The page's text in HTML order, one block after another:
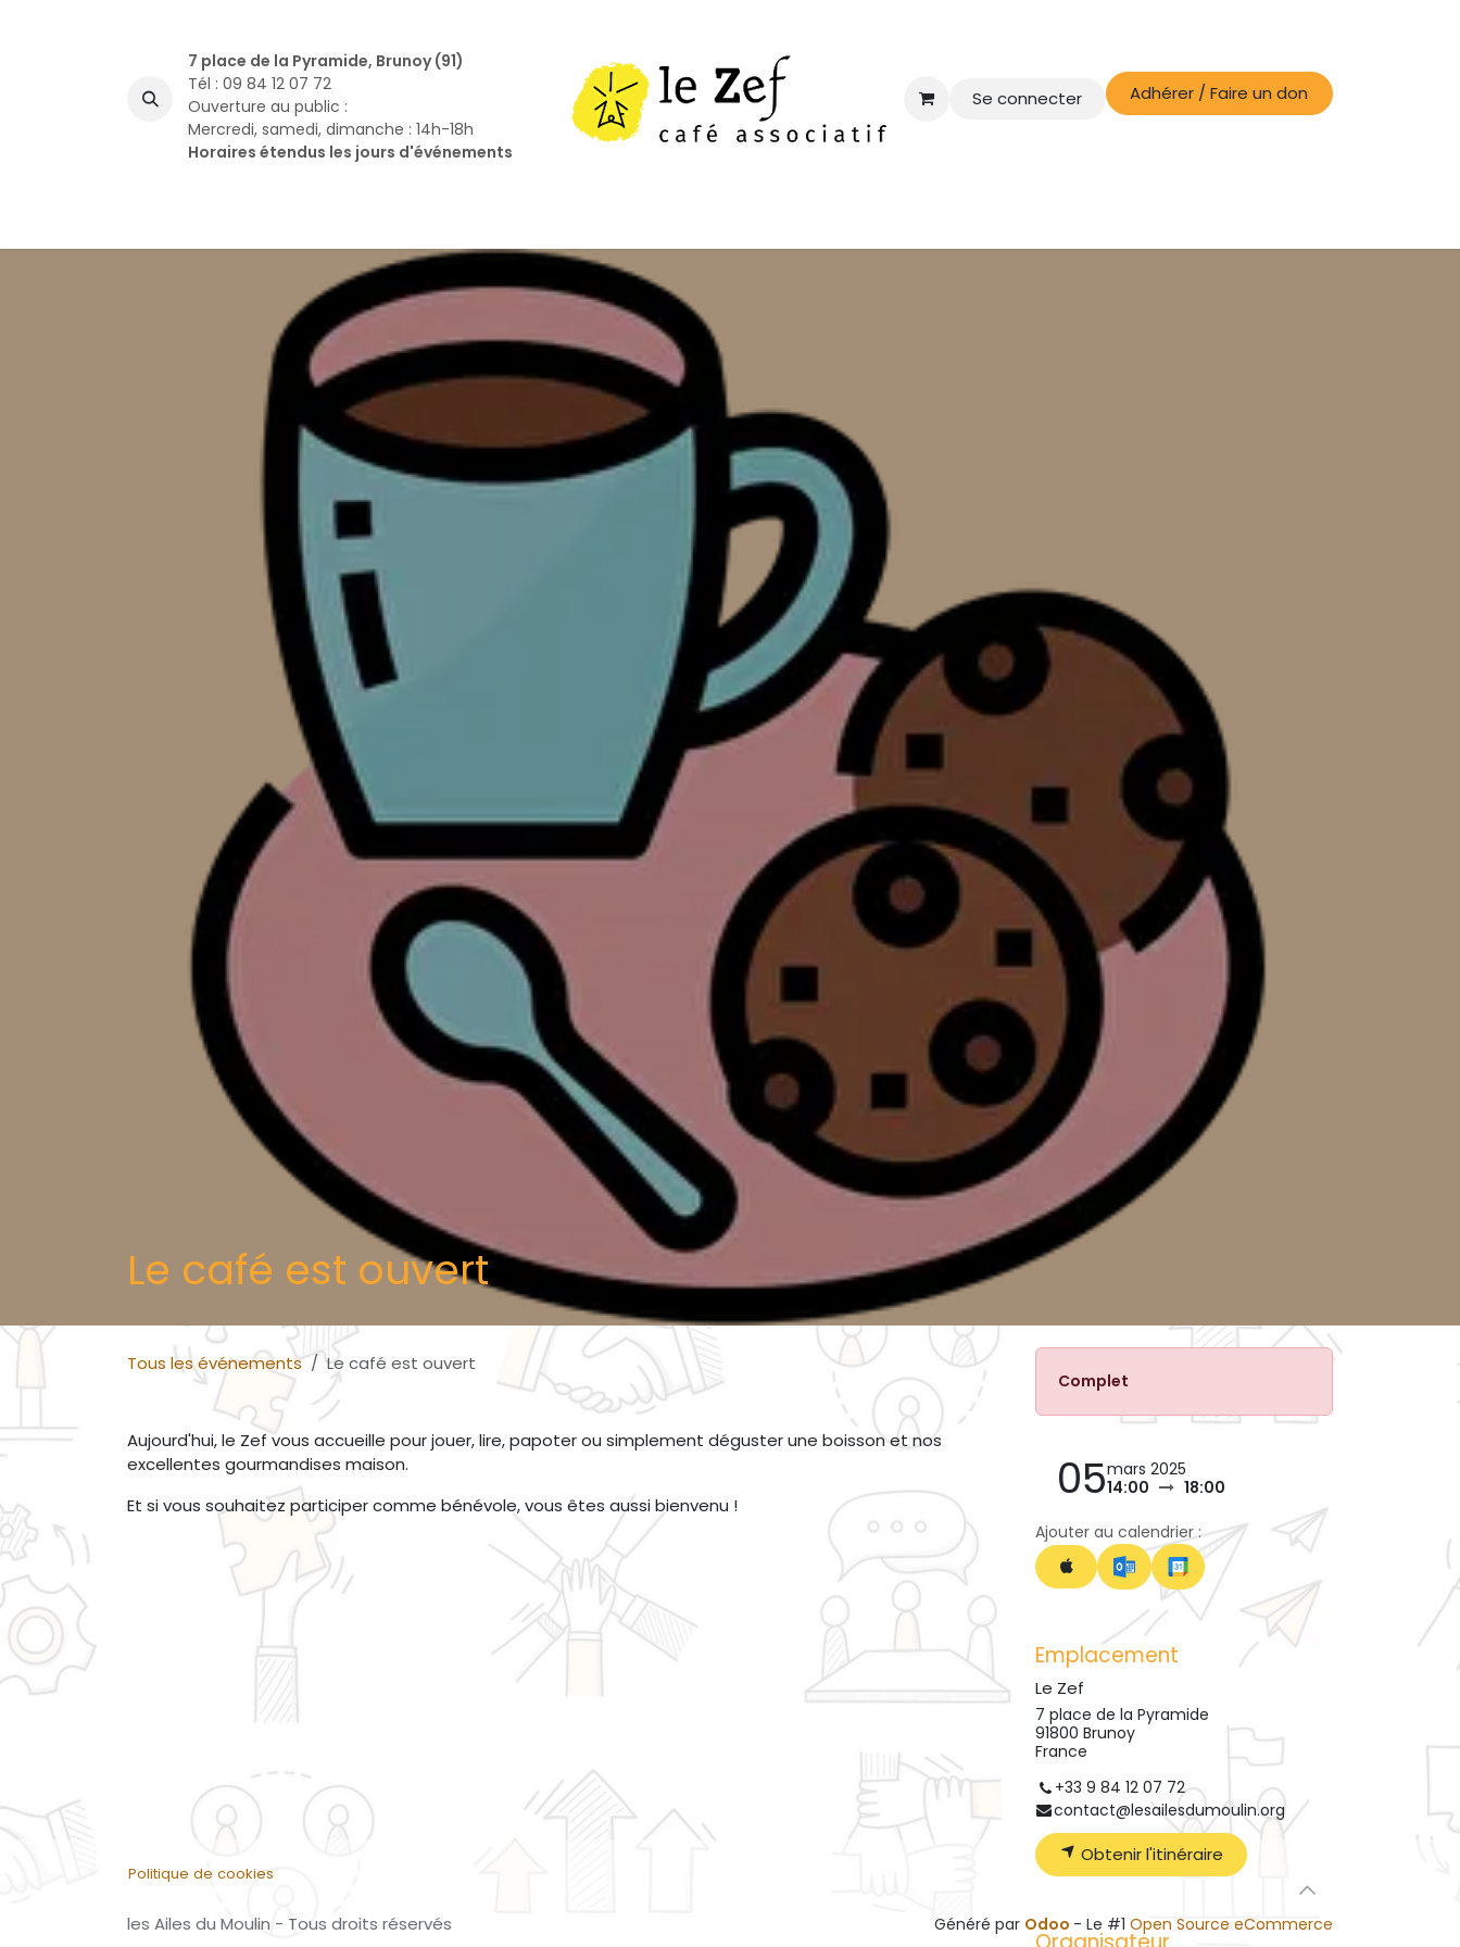
7 place de la Pyramide, Brunoy (91)
Tél : 09 84 12 07 72
Ouverture au public :
Mercredi, samedi, dimanche : 14h-18h
Horaires étendus les jours d'événements
Se connecter Adhérer / Faire un don
Le café est ouvert
Tous les événements Le café est ouvert
Aujourd'hui, le Zef vous accueille pour jouer, lire, papoter ou simplement déguster une boisson et nos
excellentes gourmandises maison.
Et si vous souhaitez participer comme bénévole, vous êtes aussi bienvenu !
Complet
05mars 2025
14:00
18:00
Ajouter au calendrier :
Emplacement
Le Zef
7 place de la Pyramide
91800 Brunoy
France
+33 9 84 12 07 72
contact@lesailesdumoulin.org
Obtenir l'itinéraire
Politique de cookies
les Ailes du Moulin - Tous droits réservés Généré par Odoo - Le #1 Open Source eCommerce